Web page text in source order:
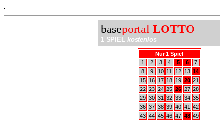
baseportal LOTTO
1 SPIEL kostenlos
Nur 1 Spiel
1
2 3 4 5 6
7
8
9 10 11 12 13 14
15
16 17 18 19 20 21
22 23 24 25 26 27 28
29 30 31 32 33 34 35
36 37 38 39 40 41
42
43 44 45 46 47 48 49